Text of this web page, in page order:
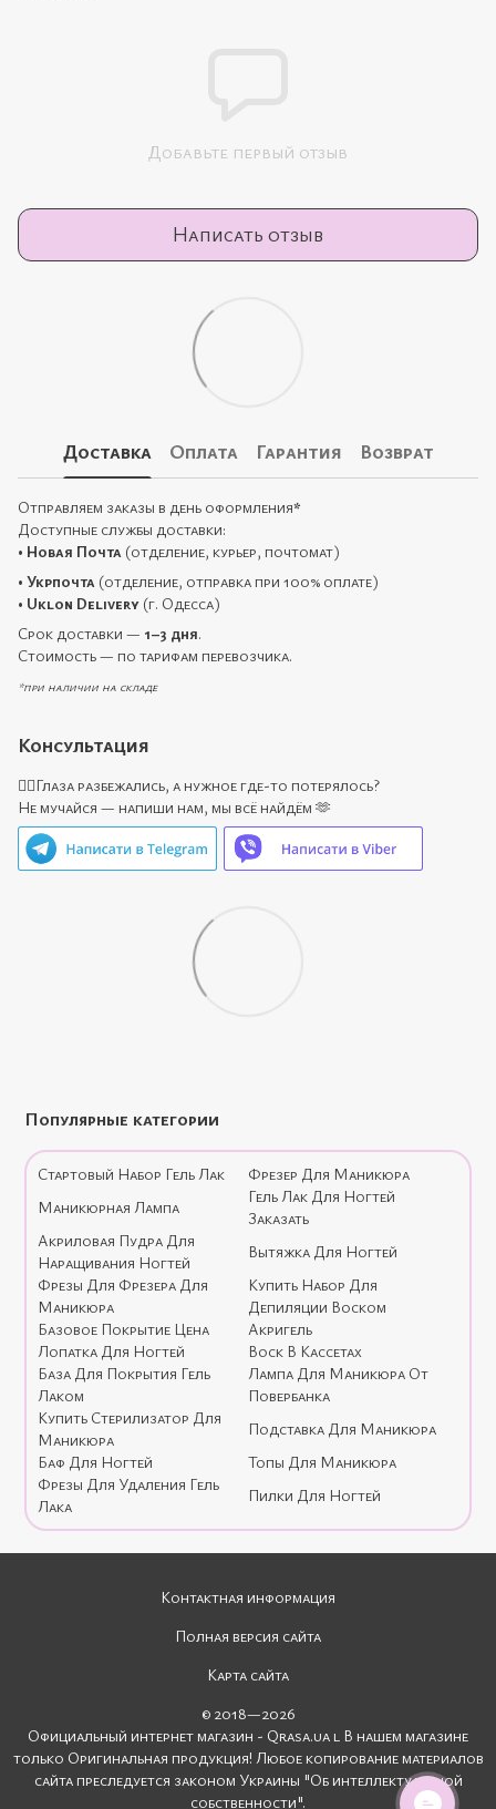
Добавьте первый отзыв
Написать отзыв
Доставка Оплата Гарантия Возврат
Отправляем заказы в день оформления*
Доступные службы доставки:
• Новая Почта (отделение, курьер, почтомат)
• Укрпочта (отделение, отправка при 100% оплате)
• Uklon Delivery (г. Одесса)
Срок доставки — 1–3 дня.
Стоимость — по тарифам перевозчика.
*при наличии на складе
Консультация
🙋‍♀️Глаза разбежались, а нужное где-то потерялось?
Не мучайся — напиши нам, мы всё найдём 🫶
Популярные категории
Стартовый Набор Гель Лак
Фрезер Для Маникюра
Маникюрная Лампа
Гель Лак Для Ногтей
Заказать
Акриловая Пудра Для
Наращивания Ногтей
Вытяжка Для Ногтей
Фрезы Для Фрезера Для
Маникюра
Купить Набор Для
Депиляции Воском
Базовое Покрытие Цена
Акригель
Лопатка Для Ногтей
Воск В Кассетах
База Для Покрытия Гель
Лаком
Лампа Для Маникюра От
Повербанка
Купить Стерилизатор Для
Маникюра
Подставка Для Маникюра
Баф Для Ногтей
Топы Для Маникюра
Фрезы Для Удаления Гель
Лака
Пилки Для Ногтей
Контактная информация
Полная версия сайта
Карта сайта
© 2018—2026
Официальный интернет магазин - Qrasa.ua l В нашем магазине
только Оригинальная продукция! Любое копирование материалов
сайта преследуется законом Украины "Об интеллектуальной
собственности".